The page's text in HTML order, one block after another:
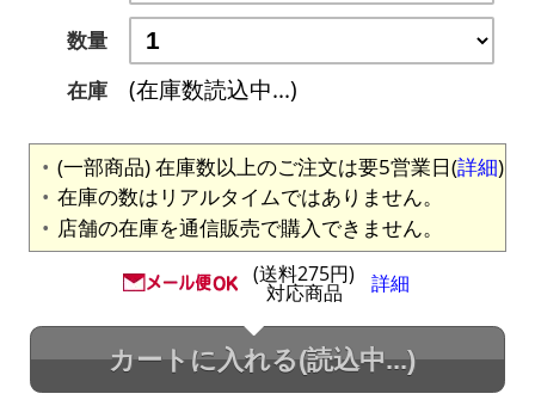
数量
在庫
(在庫数読込中...)
(一部商品) 在庫数以上のご注文は要5営業日(詳細)
在庫の数はリアルタイムではありません。
店舗の在庫を通信販売で購入できません。
(送料275円)
対応商品 詳細
カートに入れる(読込中...)